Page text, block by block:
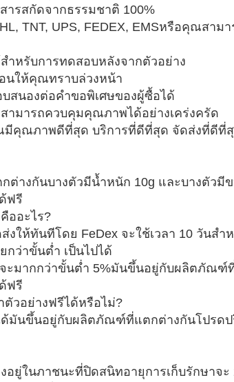
ารสกัดจากธรรมชาติ 100%
TNT, UPS, FEDEX, EMSหรือคุณสาม
ำหรับการทดสอบหลังจากตัวอย่าง
นให้คุณทราบล่วงหน้า
สนองต่อคำขอพิเศษของผู้ซื้อได้
สามารถควบคุมคุณภาพได้อย่างเคร่งครัด
มีคุณภาพดีที่สุด บริการที่ดีที่สุด จัดส่งที่ดีที่
างกันบางตัวมีน้ำหนัก 10g และบางตัวมี
ฟรี
ออะไร?
งให้ทันทีโดย FeDex จะใช้เวลา 10 วันส
กว่าขั้นต่ำ เป็นไปได้
ะมากกว่าขั้นต่ำ 5%มันขึ้นอยู่กับผลิตภัณฑ์
ฟรี
วอย่างฟรีได้หรือไม่?
ด้มันขึ้นอยู่กับผลิตภัณฑ์ที่แตกต่างกันโปรด
อยู่ในภาชนะที่ปิดสนิทอายุการเก็บรักษาจะ